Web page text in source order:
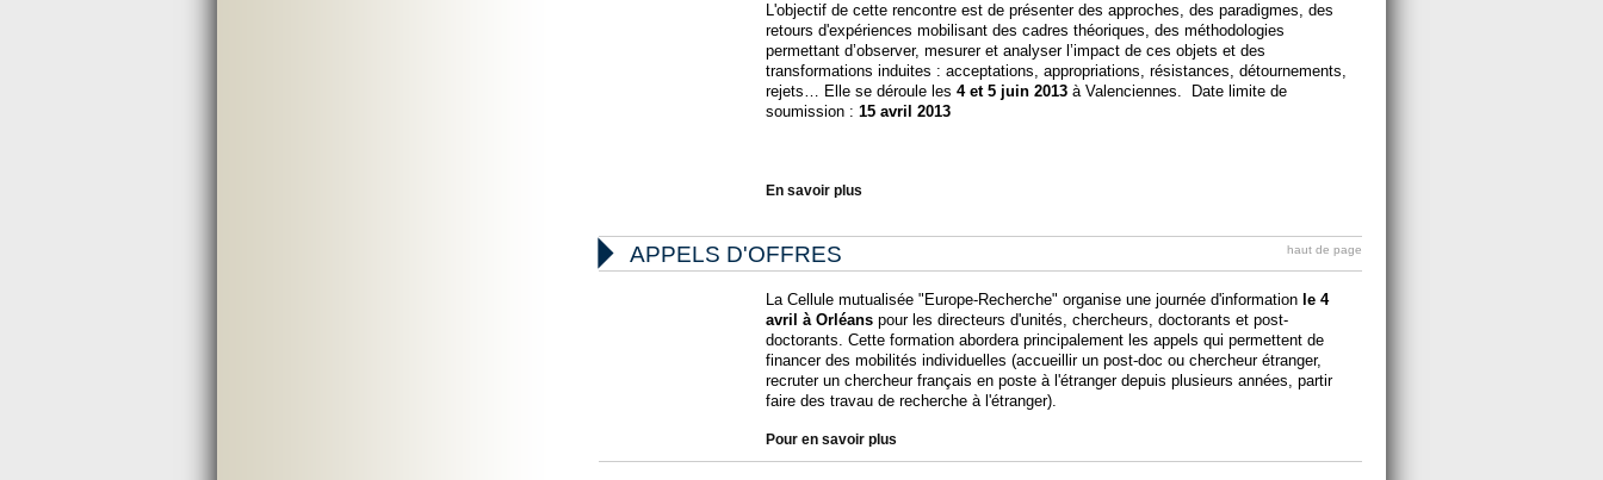
L'objectif de cette rencontre est de présenter des approches, des paradigmes, des
retours d'expériences mobilisant des cadres théoriques, des méthodologies
permettant d’observer, mesurer et analyser l’impact de ces objets et des
transformations induites : acceptations, appropriations, résistances, détournements,
rejets… Elle se déroule les 4 et 5 juin 2013 à Valenciennes. Date limite de
soumission : 15 avril 2013
En savoir plus
 APPELS D'OFFRES haut de page
La Cellule mutualisée "Europe-Recherche" organise une journée d'information le 4
avril à Orléans pour les directeurs d'unités, chercheurs, doctorants et post-
doctorants. Cette formation abordera principalement les appels qui permettent de
financer des mobilités individuelles (accueillir un post-doc ou chercheur étranger,
recruter un chercheur français en poste à l'étranger depuis plusieurs années, partir
faire des travau de recherche à l'étranger).
Pour en savoir plus